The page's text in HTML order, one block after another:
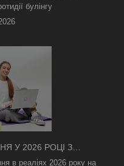
булінгу
У 2026 РОЦІ З
ЯК АСИНХРОННИЙ
в реаліях 2026 року на